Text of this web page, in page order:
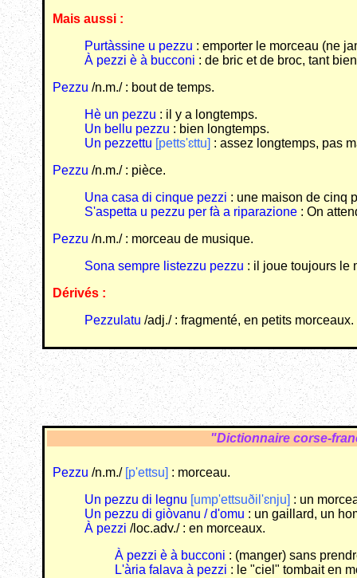
Mais aussi :
Purtàssine u pezzu : emporter le morceau (ne
À pezzi è à bucconi : de bric et de broc, tant
Pezzu /n.m./ : bout de temps.
Hè un pezzu : il y a longtemps.
Un bellu pezzu : bien longtemps.
Un pezzettu [petts'ɛttu] : assez longtemps, pas
Pezzu /n.m./ : pièce.
Una casa di cinque pezzi : une maison de cinq
S'aspetta u pezzu per fà a riparazione: On
Pezzu /n.m./ : morceau de musique.
Sona sempre listezzu pezzu : il joue toujours le
Dérivés :
Pezzulatu /adj./ : fragmenté, en petits morceaux.
"Dictionnaire corse-
Pezzu /n.m./ [p'ettsu] : morceau.
Un pezzu di legnu [ump'ettsuðil'ɛnju] : un
Un pezzu di giòvanu / d'omu : un gaillard, un
À pezzi /loc.adv./ : en morceaux.
À pezzi è à bucconi : (manger) sans
L'ària falava à pezzi : le "ciel" tombait en